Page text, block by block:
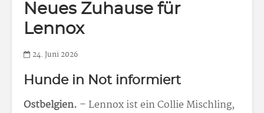
Neues Zuhause für
Lennox
24. Juni 2026
Hunde in Not informiert
Ostbelgien. – Lennox ist ein Collie Mischling,